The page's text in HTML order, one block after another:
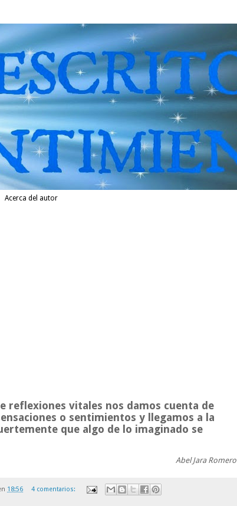
Acerca del autor
reflexiones vitales nos damos cuenta de
o sentimientos y llegamos a la
que algo de lo imaginado se
Abel Jara Romero
18:56 4 comentarios: